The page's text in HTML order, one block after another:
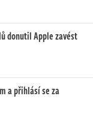
donutil Apple zavést
a přihlásí se za